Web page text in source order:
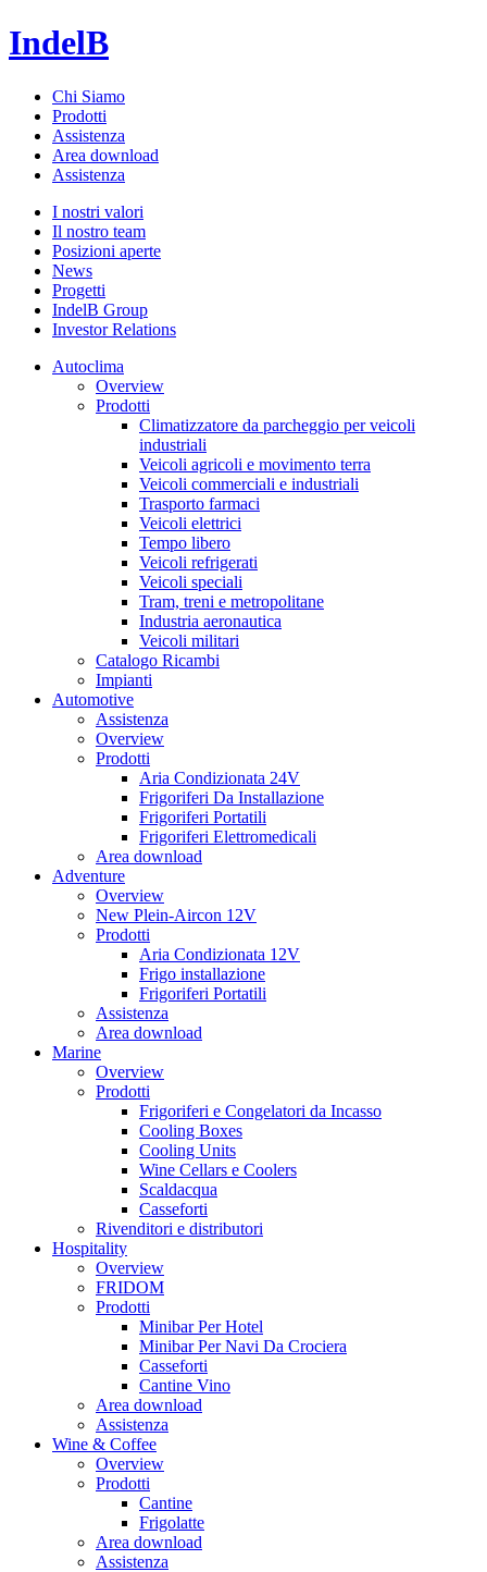
IndelB
Chi Siamo
Prodotti
Assistenza
Area download
Assistenza
I nostri valori
Il nostro team
Posizioni aperte
News
Progetti
IndelB Group
Investor Relations
Autoclima
Overview
Prodotti
Climatizzatore da parcheggio per veicoli
industriali
Veicoli agricoli e movimento terra
Veicoli commerciali e industriali
Trasporto farmaci
Veicoli elettrici
Tempo libero
Veicoli refrigerati
Veicoli speciali
Tram, treni e metropolitane
Industria aeronautica
Veicoli militari
Catalogo Ricambi
Impianti
Automotive
Assistenza
Overview
Prodotti
Aria Condizionata 24V
Frigoriferi Da Installazione
Frigoriferi Portatili
Frigoriferi Elettromedicali
Area download
Adventure
Overview
New Plein-Aircon 12V
Prodotti
Aria Condizionata 12V
Frigo installazione
Frigoriferi Portatili
Assistenza
Area download
Marine
Overview
Prodotti
Frigoriferi e Congelatori da Incasso
Cooling Boxes
Cooling Units
Wine Cellars e Coolers
Scaldacqua
Casseforti
Rivenditori e distributori
Hospitality
Overview
FRIDOM
Prodotti
Minibar Per Hotel
Minibar Per Navi Da Crociera
Casseforti
Cantine Vino
Area download
Assistenza
Wine & Coffee
Overview
Prodotti
Cantine
Frigolatte
Area download
Assistenza